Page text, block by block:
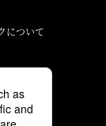
について